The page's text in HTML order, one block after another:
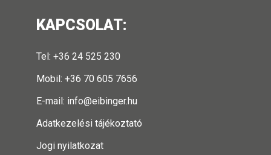
KAPCSOLAT:
Tel: +36 24 525 230
Mobil: +36 70 605 7656
E-mail: info@eibinger.hu
Adatkezelési tájékoztató
Jogi nyilatkozat